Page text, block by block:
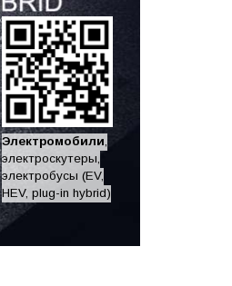
Электромобили,
электроскутеры,
электробусы (EV,
HEV, plug-in hybrid)